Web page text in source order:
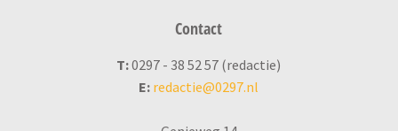
Contact
T:0297 - 38 52 57 (redactie)
E: redactie@0297.nl